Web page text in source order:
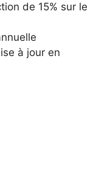
de 15% sur le
à jour en